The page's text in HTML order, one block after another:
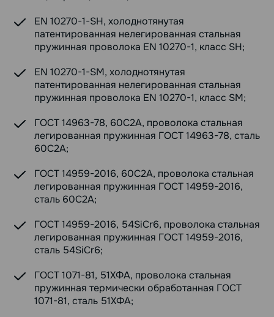
EN 10270-1-SH, холоднотянутая
патентированная нелегированная стальная
пружинная проволока EN 10270-1, класс SH;
EN 10270-1-SM, холоднотянутая
патентированная нелегированная стальная
пружинная проволока EN 10270-1, класс SM;
ГОСТ 14963-78, 60С2А, проволока стальная
легированная пружинная ГОСТ 14963-78, сталь
60С2А;
ГОСТ 14959-2016, 60С2А, проволока стальная
легированная пружинная ГОСТ 14959-2016,
сталь 60С2А;
ГОСТ 14959-2016, 54SiCr6, проволока стальная
легированная пружинная ГОСТ 14959-2016,
сталь 54SiCr6;
ГОСТ 1071-81, 51ХФА, проволока стальная
пружинная термически обработанная ГОСТ
1071-81, сталь 51ХФА;